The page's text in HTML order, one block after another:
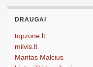
DRAUGAI
topzone.lt
milvis.lt
Mantas Malcius